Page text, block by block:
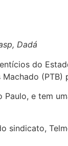
Dadá
do
(PTB)
e tem